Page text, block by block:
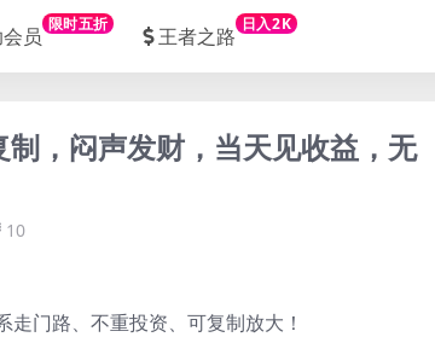
员 限时五折 王者之路 日入2K
制，闷声发财，当天见收益，无
10
门路、不重投资、可复制放大！